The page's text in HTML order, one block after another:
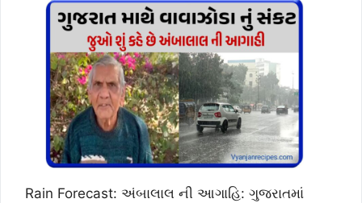
Rain Forecast: અંબાલાલ ની આગાહિ: ગુજરાતમાં